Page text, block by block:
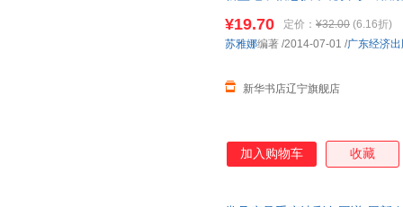
疗技术的阶段性总结，是对中
¥19.70 定价： ¥32.00 (6.16折)
新华书店辽宁旗舰店
苏雅娜编著 /2014-07-01 /广东经济
加入购物车 收藏